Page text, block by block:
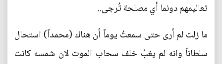
تعاليمهم دونما أي مصلحة تُرجى..
ما زلت لم أرى حتى سمعتُ يوماً أن هناك (محمداً) استحال
سلطاناً وانه لم يغبْ خلف سحاب الموت لان شمسه كانت